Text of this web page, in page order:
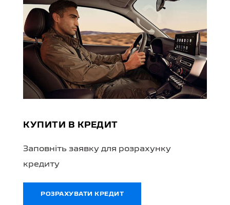
КУПИТИ В КРЕДИТ
Заповніть заявку для розрахунку
кредиту
РОЗРАХУВАТИ КРЕДИТ